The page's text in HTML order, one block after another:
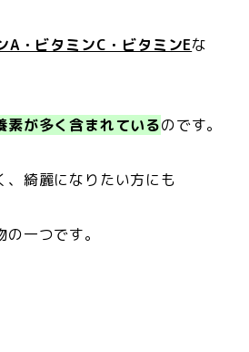
・ビタミンC・ビタミンEな
素が多く含まれているのです。
、綺麗になりたい方にも
一つです。